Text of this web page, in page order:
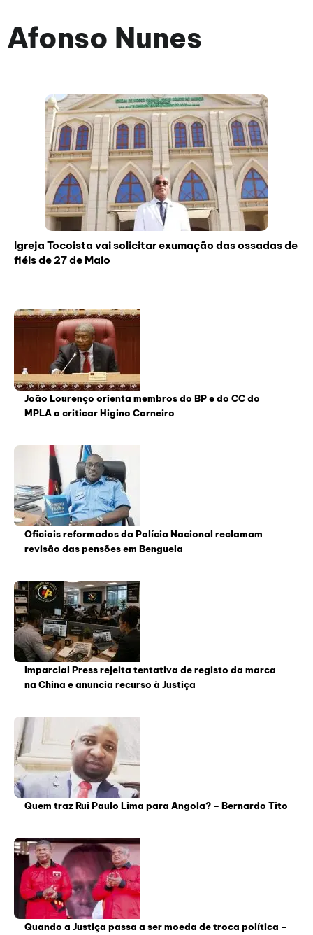
Afonso Nunes
Igreja Tocoista vai solicitar exumação das ossadas de
fiéis de 27 de Maio
João Lourenço orienta membros do BP e do CC do
MPLA a criticar Higino Carneiro
Oficiais reformados da Polícia Nacional reclamam
revisão das pensões em Benguela
Imparcial Press rejeita tentativa de registo da marca
na China e anuncia recurso à Justiça
Quem traz Rui Paulo Lima para Angola? – Bernardo Tito
Quando a Justiça passa a ser moeda de troca política –